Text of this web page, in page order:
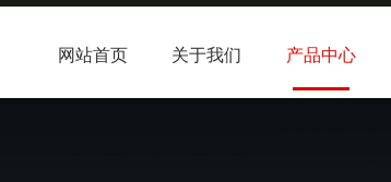
网站首页 关于我们 产品中心